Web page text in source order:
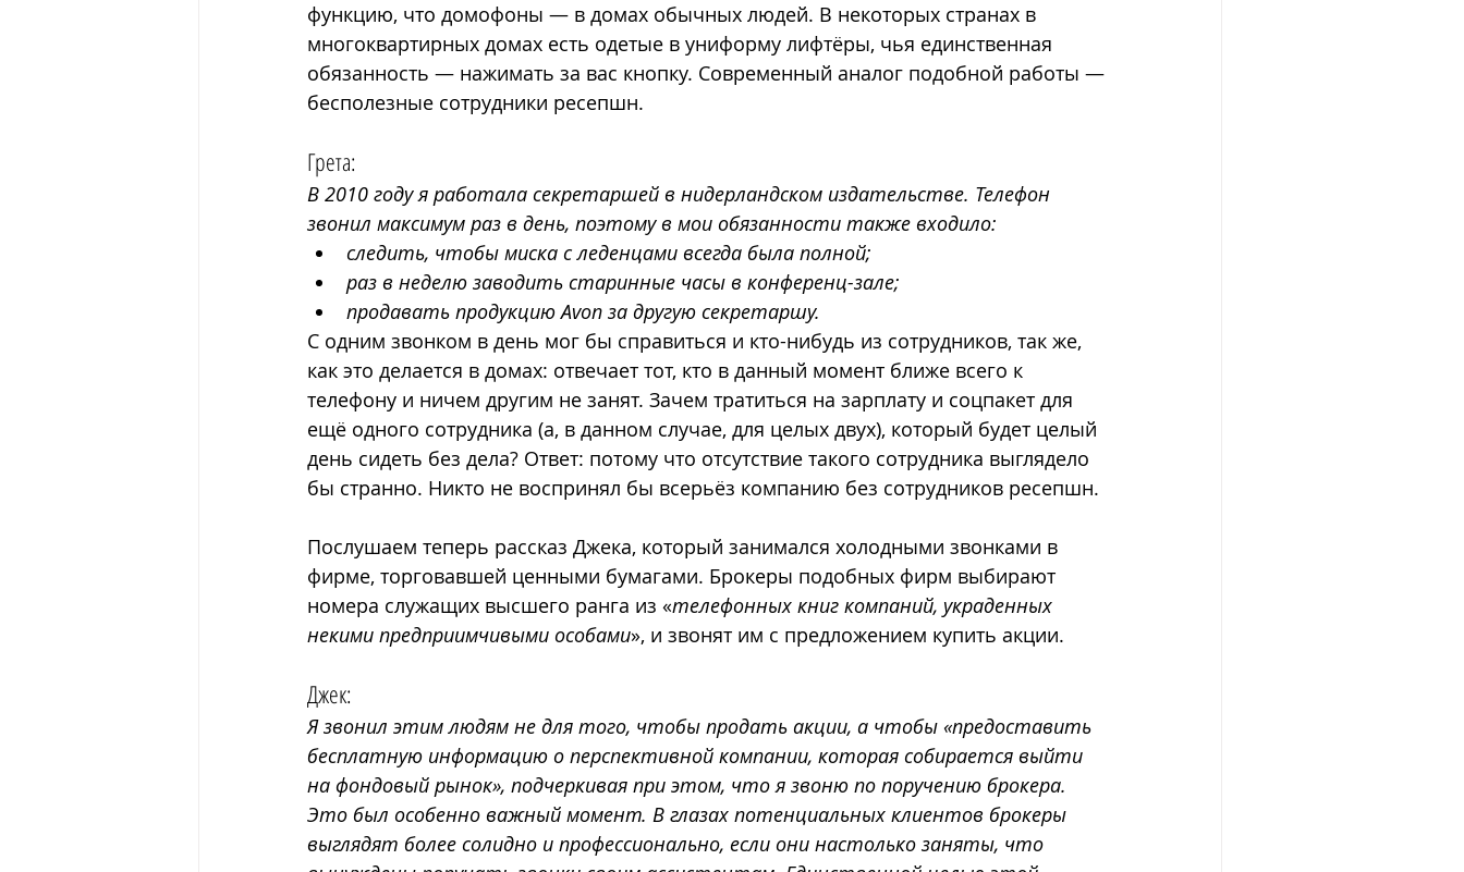
функцию, что домофоны — в домах обычных людей. В некоторых странах в
многоквартирных домах есть одетые в униформу лифтёры, чья единственная
обязанность — нажимать за вас кнопку. Современный аналог подобной работы —
бесполезные сотрудники ресепшн.
Грета:
В 2010 году я работала секретаршей в нидерландском издательстве. Телефон
звонил максимум раз в день, поэтому в мои обязанности также входило:
следить, чтобы миска с леденцами всегда была полной;
раз в неделю заводить старинные часы в конференц-зале;
продавать продукцию Avon за другую секретаршу.
С одним звонком в день мог бы справиться и кто-нибудь из сотрудников, так же,
как это делается в домах: отвечает тот, кто в данный момент ближе всего к
телефону и ничем другим не занят. Зачем тратиться на зарплату и соцпакет для
ещё одного сотрудника (а, в данном случае, для целых двух), который будет целый
день сидеть без дела? Ответ: потому что отсутствие такого сотрудника выглядело
бы странно. Никто не воспринял бы всерьёз компанию без сотрудников ресепшн.
Послушаем теперь рассказ Джека, который занимался холодными звонками в
фирме, торговавшей ценными бумагами. Брокеры подобных фирм выбирают
номера служащих высшего ранга из «телефонных книг компаний, украденных
некими предприимчивыми особами», и звонят им с предложением купить акции.
Джек:
Я звонил этим людям не для того, чтобы продать акции, а чтобы «предоставить
бесплатную информацию о перспективной компании, которая собирается выйти
на фондовый рынок», подчеркивая при этом, что я звоню по поручению брокера.
Это был особенно важный момент. В глазах потенциальных клиентов брокеры
выглядят более солидно и профессионально, если они настолько заняты, что